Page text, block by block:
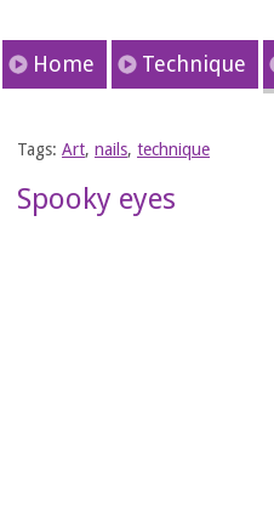
Home Technique
Tags: Art, nails, technique
Spooky eyes